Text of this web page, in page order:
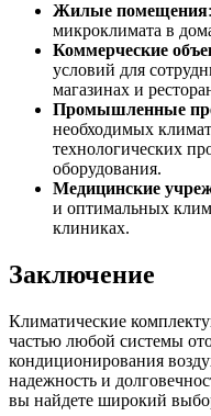
Жилые помещения
микроклимата в
Коммерческие
условий для
магазинах и
Промышленные
необходимых
технологических
оборудования.
Медицинские
и оптимальных
клиниках.
Заключение
Климатические
частью любой системы
кондиционирования
надежность и
вы найдете широкий